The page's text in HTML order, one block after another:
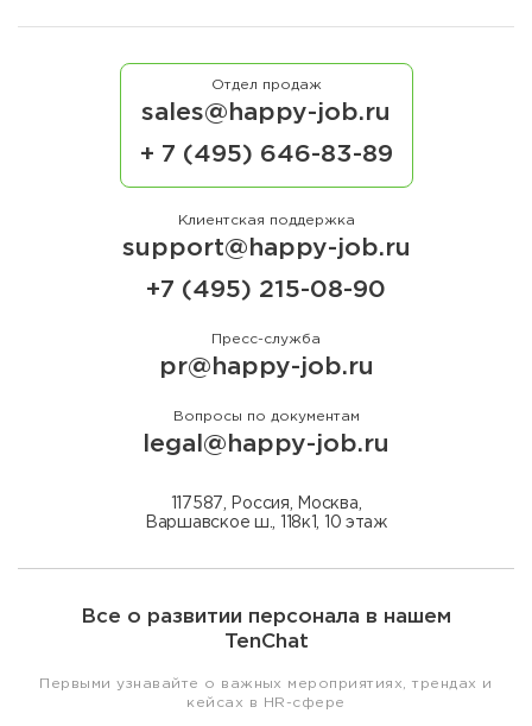
Отдел продаж
sales@happy-job.ru
+ 7 (495) 646-83-89
Клиентская поддержка
support@happy-job.ru
+7 (495) 215-08-90
Пресс-служба
pr@happy-job.ru
Вопросы по документам
legal@happy-job.ru
117587, Россия, Москва,
Варшавское ш., 118к1, 10 этаж
Все о развитии персонала в нашем
TenChat
Первыми узнавайте о важных мероприятиях, трендах и
кейсах в HR-сфере